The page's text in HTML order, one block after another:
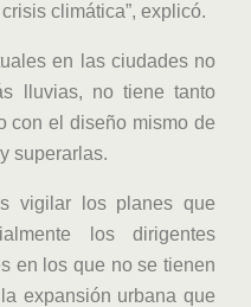
climática”, explicó.
en las ciudades no
lluvias, no tiene tanto
con el diseño mismo de
superarlas.
vigilar los planes que
los dirigentes
en los que no se tienen
expansión urbana que